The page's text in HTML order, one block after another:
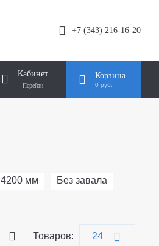
+7 (343) 216-16-20
Кабинет Корзина
0 руб.
4200 мм Без завала
Товаров: